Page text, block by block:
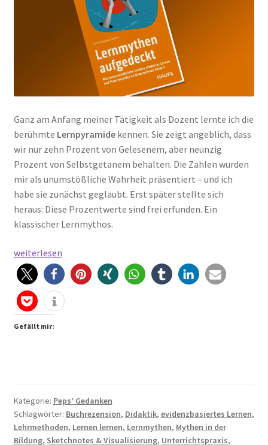
Ganz am Anfang meiner Tätigkeit als Dozent lernte ich die
berühmte Lernpyramidekennen. Sie zeigt angeblich, dass
wir nur zehn Prozent von Gelesenem, aber neunzig
Prozent von Selbstgetanem behalten. Die Zahlen wurden
mir als unumstößliche Wahrheit präsentiert – und ich
habe sie zunächst geglaubt. Erst später stellte sich
heraus: Diese Prozentwerte sind frei erfunden. Ein
klassischer Lernmythos.
Lernmythen
aufgedeckt
–
warum
dieses
Buch
weiterlesen
Gefällt mir:
Kategorie: Peps’ Gedanken
Schlagwörter: Buchrezension, Didaktik, evidenzbasiertes Lernen,
Lehrmethoden, Lernen lernen, Lernmythen, Mythen in der
Bildung, Sketchnotes & Visualisierung, Unterrichtspraxis,